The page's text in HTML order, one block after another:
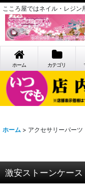
こころ屋ではネイル・レジン
ホーム カテゴリ
ホーム > アクセサリーパーツ
激安ストーンケース